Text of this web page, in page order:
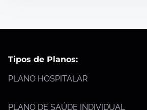
Tipos de Planos:
PLANO HOSPITALAR
PLANO DE SAÚDE INDIVIDUAL